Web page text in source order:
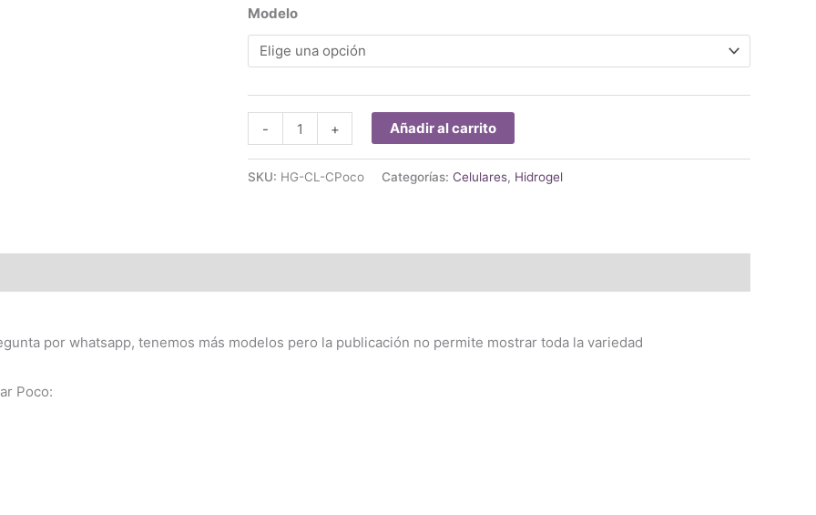
Modelo
-
Hidrogel
Protector
+ Añadir al carrito
SKU: HG-CL-CPoco Categorías: Celulares, Hidrogel
por whatsapp, tenemos más modelos pero la publicación no permite mostrar toda la variedad
Poco: